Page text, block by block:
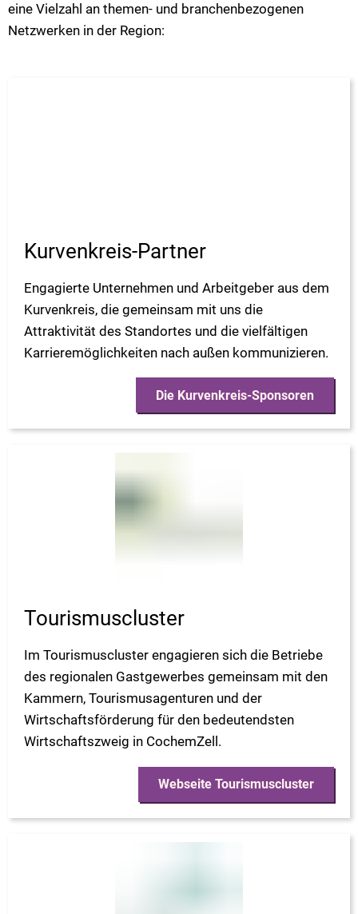
eine Vielzahl an themen- und branchenbezogenen
Netzwerken in der Region:
Kurvenkreis-Partner
Engagierte Unternehmen und Arbeitgeber aus dem
Kurvenkreis, die gemeinsam mit uns die
Attraktivität des Standortes und die vielfältigen
Karrieremöglichkeiten nach außen kommunizieren.
Die Kurvenkreis-Sponsoren
Tourismuscluster
Im Tourismuscluster engagieren sich die Betriebe
des regionalen Gastgewerbes gemeinsam mit den
Kammern, Tourismusagenturen und der
Wirtschaftsförderung für den bedeutendsten
Wirtschaftszweig in CochemZell.
Webseite Tourismuscluster